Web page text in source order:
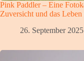
Pink Paddler – Eine
Zuversicht und das
26. September 2025